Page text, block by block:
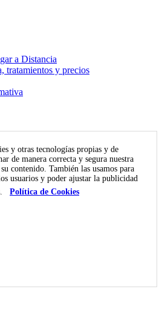
a Distancia
tratamientos y precios
y otras tecnologías propias y de
de manera correcta y segura nuestra
contenido. También las usamos para
usuarios y poder ajustar la publicidad
Política de Cookies